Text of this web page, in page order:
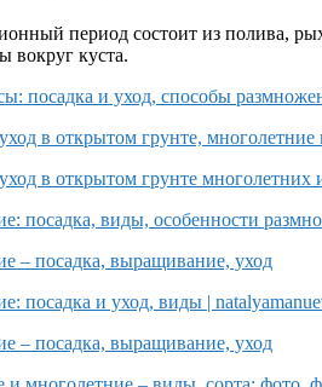
период состоит из полива,
вокруг куста.